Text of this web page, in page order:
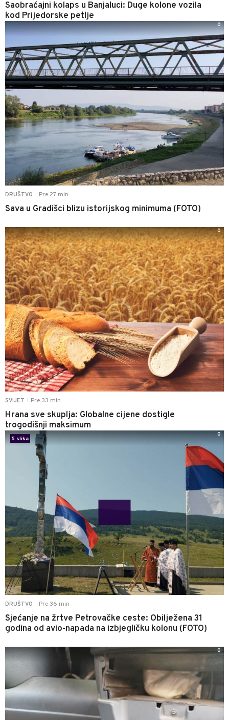
Saobraćajni kolaps u Banjaluci: Duge kolone vozila
kod Prijedorske petlje
DRUŠTVO Pre 27 min
Sava u Gradišci blizu istorijskog minimuma (FOTO)
0
SVIJET Pre 33 min
Hrana sve skuplja: Globalne cijene dostigle
trogodišnji maksimum
0
DRUŠTVO Pre 36 min
Sjećanje na žrtve Petrovačke ceste: Obilježena 31
godina od avio-napada na izbjegličku kolonu (FOTO)
5 slika
0
0